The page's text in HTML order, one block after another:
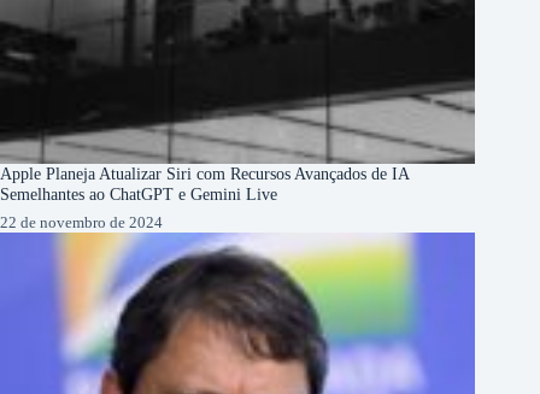
Apple Planeja Atualizar Siri com Recursos Avançados de IA
Semelhantes ao ChatGPT e Gemini Live
22 de novembro de 2024